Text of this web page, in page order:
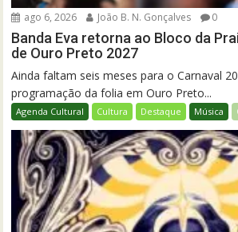
ago 6, 2026 João B. N. Gonçalves 0
Banda Eva retorna ao Bloco da
de Ouro Preto 2027
Ainda faltam seis meses para o Carnaval
programação da folia em Ouro Preto...
Agenda Cultural Cultura Destaque Música